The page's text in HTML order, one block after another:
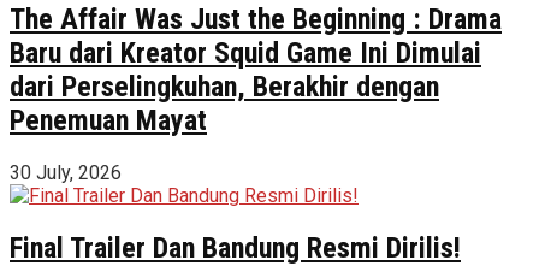
The Affair Was Just the Beginning : Drama
Baru dari Kreator Squid Game Ini Dimulai
dari Perselingkuhan, Berakhir dengan
Penemuan Mayat
30 July, 2026
Final Trailer Dan Bandung Resmi Dirilis!